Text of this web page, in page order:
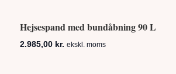
Hejsespand med bundåbning 90 L
2.985,00 kr. ekskl. moms